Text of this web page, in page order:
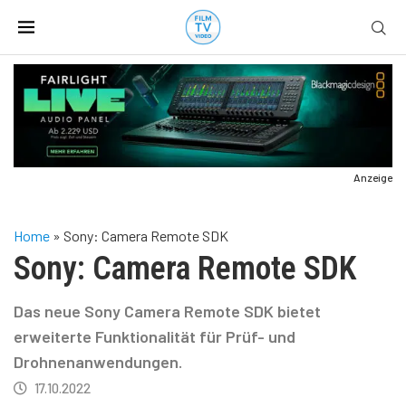
Anzeige
Home » Sony: Camera Remote SDK
Sony: Camera Remote SDK
Das neue Sony Camera Remote SDK bietet
erweiterte Funktionalität für Prüf- und
Drohnenanwendungen.
17.10.2022